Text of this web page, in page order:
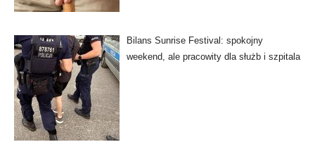
Bilans Sunrise Festival: spokojny
weekend, ale pracowity dla służb i szpitala